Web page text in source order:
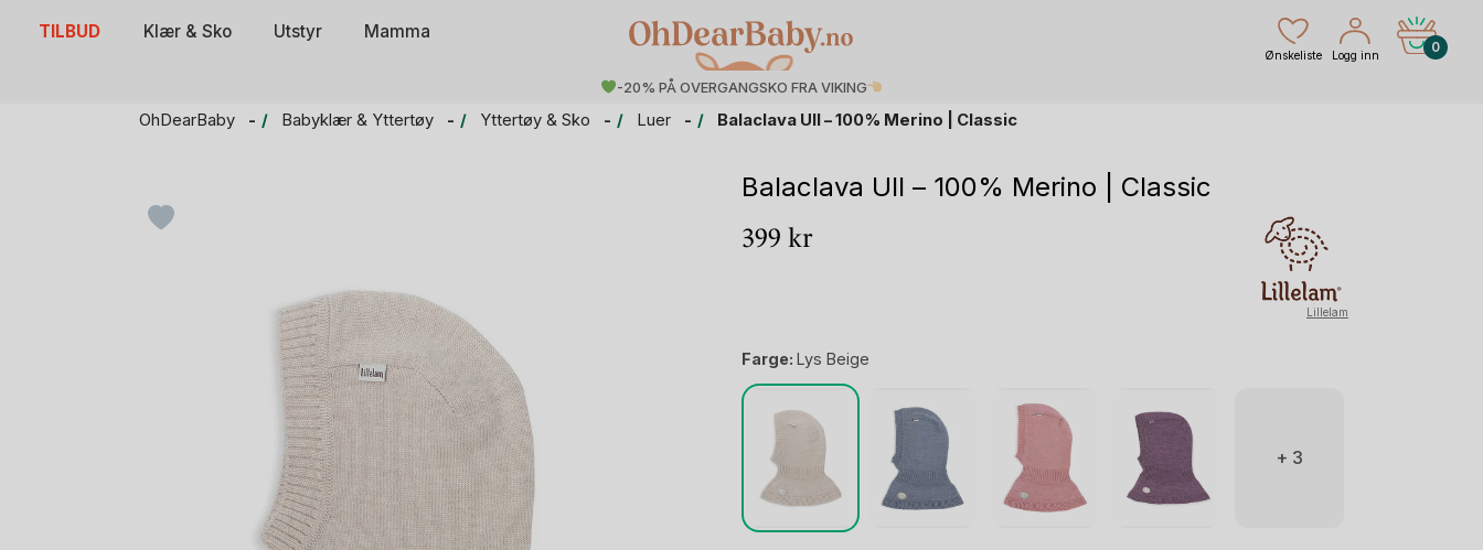
TILBUD Klær & Sko Utstyr Mamma
Ønskeliste Logg inn
0
-20% PÅ OVERGANGSKO FRA VIKING
OhDearBaby Babyklær & Yttertøy Yttertøy & Sko Luer Balaclava Ull – 100% Merino | Classic
Balaclava Ull – 100% Merino | Classic
399 kr
Lillelam
Farge: Lys Beige
+ 3